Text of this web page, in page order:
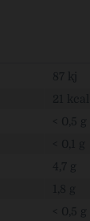
87 kj
< 0,5 g
4,7 g
< 0,5 g